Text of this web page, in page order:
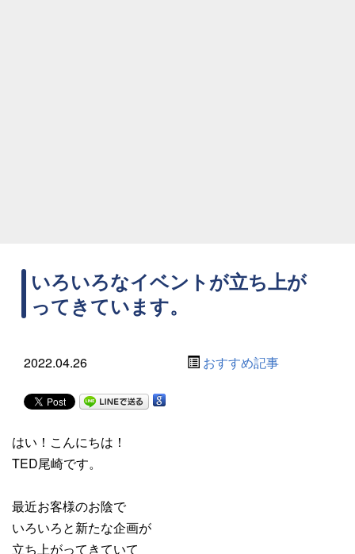
いろいろなイベントが立ち上が
ってきています。
2022.04.26 おすすめ記事
はい！こんにちは！
TED尾崎です。
最近お客様のお陰で
いろいろと新たな企画が
立ち上がってきていて